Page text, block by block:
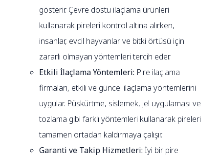
gösterir. Çevre dostu ilaçlama ürünleri
kullanarak pireleri kontrol altına alırken,
insanlar, evcil hayvanlar ve bitki örtüsü için
zararlı olmayan yöntemleri tercih eder.
Etkili İlaçlama Yöntemleri: Pire ilaçlama
firmaları, etkili ve güncel ilaçlama yöntemlerini
uygular. Püskürtme, sislemek, jel uygulaması ve
tozlama gibi farklı yöntemleri kullanarak pireleri
tamamen ortadan kaldırmaya çalışır.
Garanti ve Takip Hizmetleri:İyi bir pire